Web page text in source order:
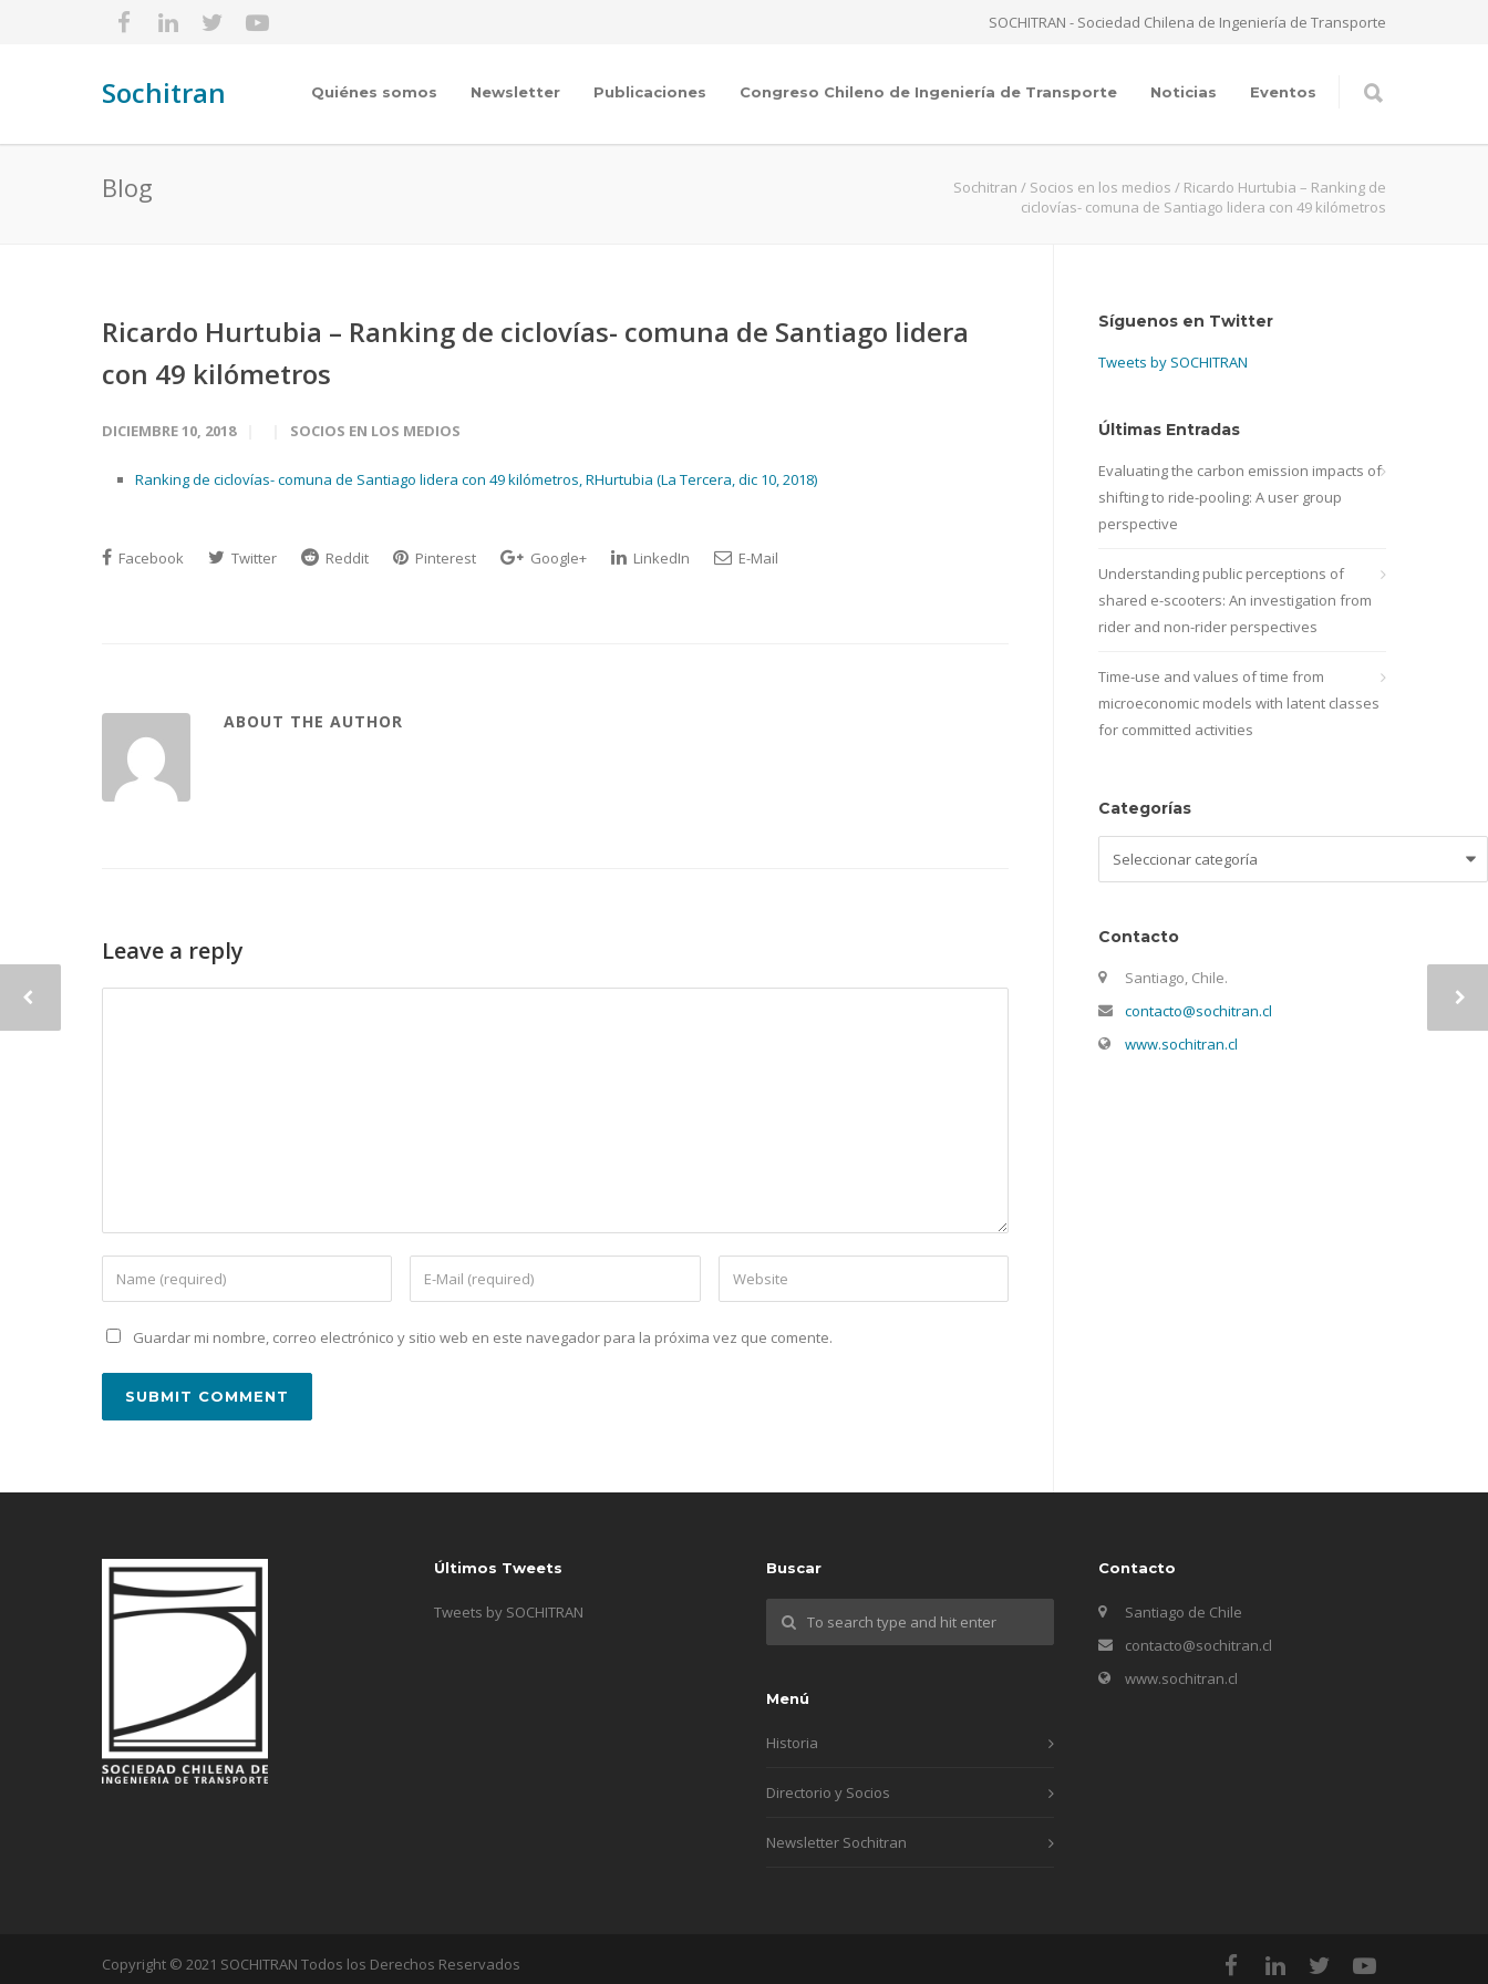
SOCHITRAN - Sociedad Chilena de Ingeniería de Transporte
Sochitran Quiénes somos Newsletter Publicaciones Congreso Chileno de Ingeniería de Transporte Noticias Eventos
Blog Sochitran / Socios en los medios / Ricardo Hurtubia – Ranking de
ciclovías- comuna de Santiago lidera con 49 kilómetros
Ricardo Hurtubia – Ranking de ciclovías- comuna de Santiago lidera
con 49 kilómetros
DICIEMBRE 10, 2018 SOCIOS EN LOS MEDIOS
Ranking de ciclovías- comuna de Santiago lidera con 49 kilómetros, RHurtubia (La Tercera, dic 10, 2018)
Facebook Twitter Reddit Pinterest Google+ LinkedIn E-Mail
ABOUT THE AUTHOR
Leave a reply
Guardar mi nombre, correo electrónico y sitio web en este navegador para la próxima vez que comente.
Síguenos en Twitter
Tweets by SOCHITRAN
Últimas Entradas
Evaluating the carbon emission impacts of
shifting to ride-pooling: A user group
perspective
Understanding public perceptions of
shared e-scooters: An investigation from
rider and non-rider perspectives
Time-use and values of time from
microeconomic models with latent classes
for committed activities
Categorías
Contacto
Santiago, Chile.
contacto@sochitran.cl
www.sochitran.cl
Últimos Tweets
Tweets by SOCHITRAN
Buscar
Menú
Historia
Directorio y Socios
Newsletter Sochitran
Contacto
Santiago de Chile
contacto@sochitran.cl
www.sochitran.cl
Copyright © 2021 SOCHITRAN Todos los Derechos Reservados